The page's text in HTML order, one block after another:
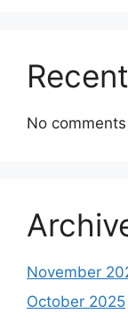
No
November
October 2025